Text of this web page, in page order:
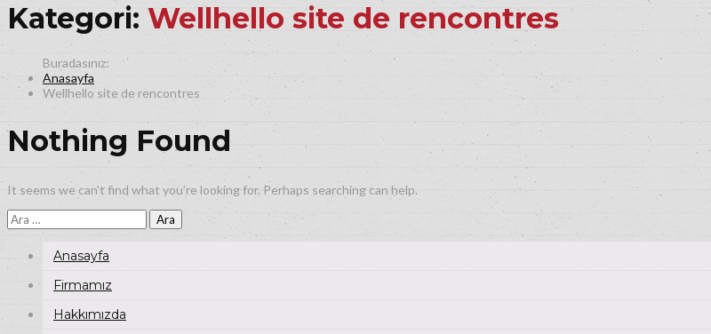
Kategori: Wellhello site de rencontres
Anasayfa
Wellhello site de rencontres
Nothing Found
It seems we can’t find what you’re looking for. Perhaps searching can help.
Arama:
Anasayfa
Firmamız
Hakkımızda